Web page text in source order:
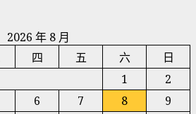
2026 年 8 月
四 五 六
日
1
2
6 7 8
9